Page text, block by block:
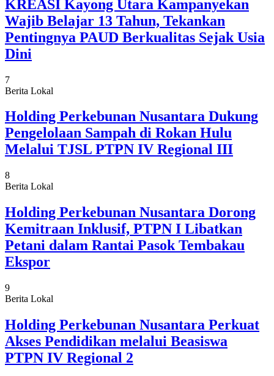
KREASI Kayong Utara Kampanyekan
Wajib Belajar 13 Tahun, Tekankan
Pentingnya PAUD Berkualitas Sejak Usia
Dini
7
Berita Lokal
Holding Perkebunan Nusantara Dukung
Pengelolaan Sampah di Rokan Hulu
Melalui TJSL PTPN IV Regional III
8
Berita Lokal
Holding Perkebunan Nusantara Dorong
Kemitraan Inklusif, PTPN I Libatkan
Petani dalam Rantai Pasok Tembakau
Ekspor
9
Berita Lokal
Holding Perkebunan Nusantara Perkuat
Akses Pendidikan melalui Beasiswa
PTPN IV Regional 2